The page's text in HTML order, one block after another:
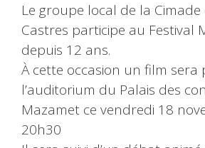
Le groupe local de la
Castres participe au Festival
depuis 12 ans.
À cette occasion un film sera
l’auditorium du Palais des
Mazamet ce vendredi 18
20h30